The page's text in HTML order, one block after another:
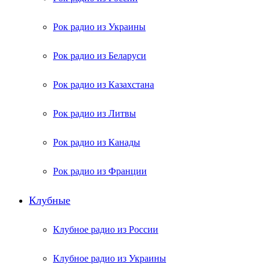
Рок радио из Украины
Рок радио из Беларуси
Рок радио из Казахстана
Рок радио из Литвы
Рок радио из Канады
Рок радио из Франции
Клубные
Клубное радио из России
Клубное радио из Украины